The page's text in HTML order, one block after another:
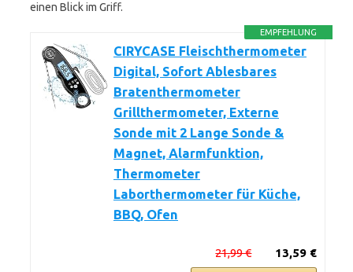
einen Blick im Griff.
EMPFEHLUNG
CIRYCASE Fleischthermometer
Digital, Sofort Ablesbares
Bratenthermometer
Grillthermometer, Externe
Sonde mit 2 Lange Sonde &
Magnet, Alarmfunktion,
Thermometer
Laborthermometer für Küche,
BBQ, Ofen
13,59 €
21,99 €